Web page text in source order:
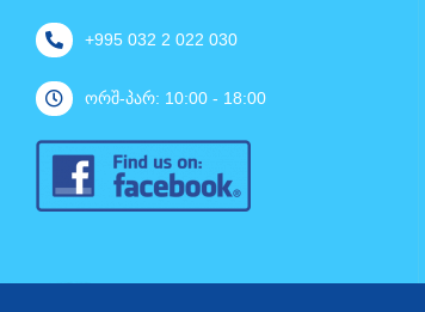
+995 032 2 022 030
ორშ-პარ: 10:00 - 18:00